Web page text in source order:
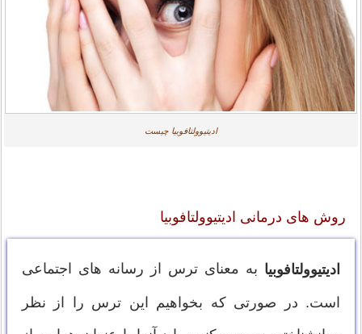
ادیتیوولتافوبیا چیست
روش های درمانی ادیتیوولتافوبیا
ادیتیوولتافوبیا به معنای ترس از رسانه های اجتماعی
است. در صورتی که بخواهیم این ترس را از نظر